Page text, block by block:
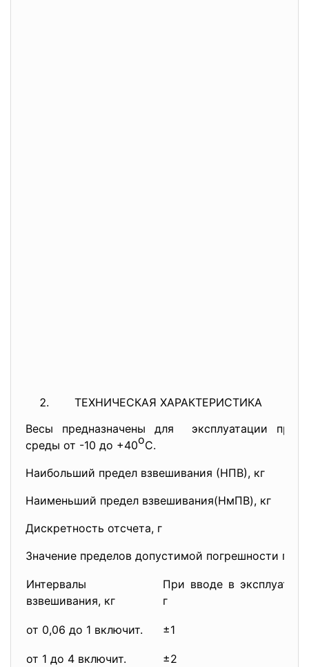
ТЕХНИЧЕСКАЯ ХАРАКТЕРИСТИКА
Весы предназначены для эксплуатации при
среды от -10 до +40оС.
Наибольший предел взвешивания
Наименьший предел
Дискретность отсчета, г
Значение пределов допустимой погрешности
Интервалы
взвешивания, кг
При вводе в
г
от 0,06 до 1 включит. ±1
от 1 до 4 включит. ±2